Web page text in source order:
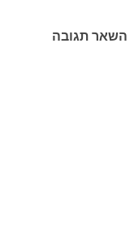
השאר תגובה